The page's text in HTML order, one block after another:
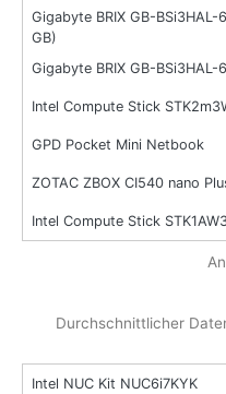
Gigabyte BRIX GB-BSi3HAL-
GB)
Gigabyte BRIX GB-BSi3HAL-
Intel Compute Stick
GPD Pocket Mini Netbook
ZOTAC ZBOX CI540 nano
Intel Compute Stick
Durchschnittlicher
Intel NUC Kit NUC6i7KYK